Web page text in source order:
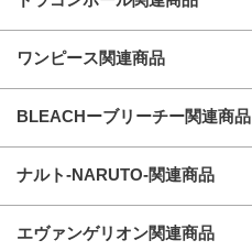
ワンピース関連商品
BLEACHーブリーチー関連商品
ナルト-NARUTO-関連商品
エヴァンゲリオン関連商品